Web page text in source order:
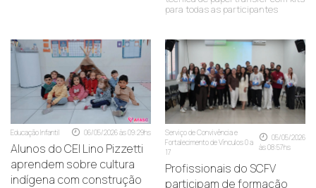
para todas as participantes
Educação Infantil 06/05/2026 às 09:29hs
Alunos do CEI Lino Pizzetti
aprendem sobre cultura
indígena com construção
Serviço de Convivência e
Fortalecimento de Vínculos 0 a
17
05/05/2026
às 08:57hs
Profissionais do SCFV
participam de formação